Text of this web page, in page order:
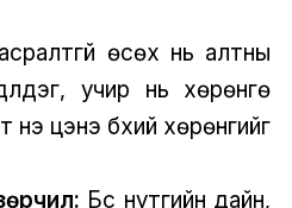
өсөх нь алтны
учир нь хөрөнгө
цэнэ бүхий хөрөнгийг
Бүс нутгийн дайн,